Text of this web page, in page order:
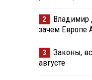
2
Владимир
зачем Европе
3
Законы,
августе